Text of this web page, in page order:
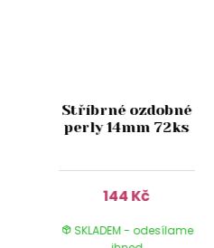
Stříbrné ozdobné
perly 14mm 72ks
144 Kč
SKLADEM - odesílame